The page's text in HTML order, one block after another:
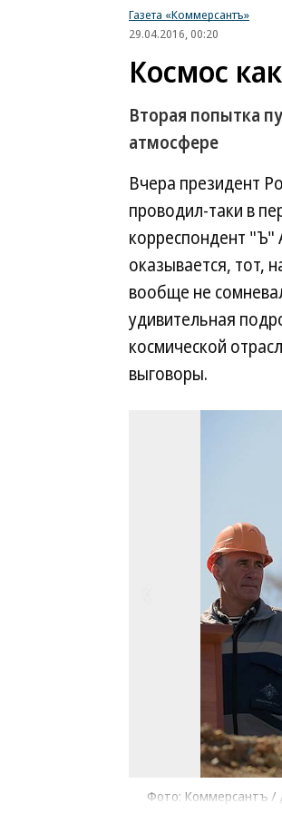
Газета «Коммерсантъ»
29.04.2016, 00:20
Космос
Вторая попытка
атмосфере
Вчера президент
проводил-таки в
корреспондент
оказывается, тот,
вообще не
удивительная
космической
выговоры.
Фото: Коммерсантъ /